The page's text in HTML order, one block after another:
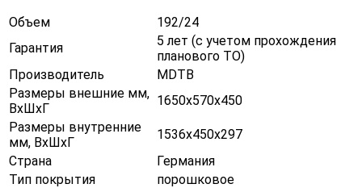
Объем
192/24
Гарантия
5 лет (с учетом прохождения
планового ТО)
Производитель
MDTB
Размеры внешние мм,
ВхШхГ
1650х570х450
Размеры внутренние
мм, ВхШхГ
1536х450х297
Страна
Германия
Тип покрытия
порошковое